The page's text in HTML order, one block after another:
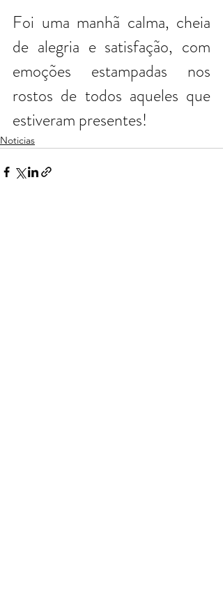
Foi uma manhã calma, cheia
de alegria e satisfação, com
emoções estampadas nos
rostos de todos aqueles que
estiveram presentes!
Noticias